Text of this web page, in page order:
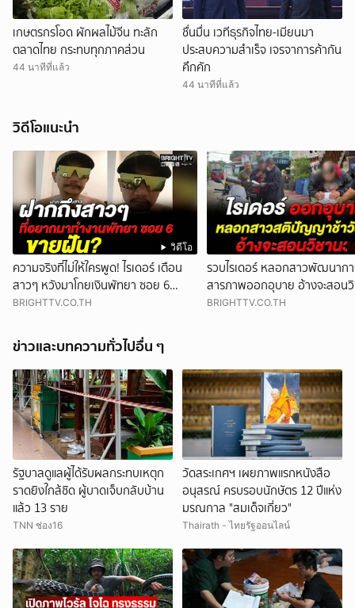
เกษตรกรโอด ผักผลไม้จีน ทะลัก
ตลาดไทย กระทบทุกภาคส่วน
44 นาทีที่แล้ว
ชื่นมื่น เวทีธุรกิจไทย-เมียนมา
ประสบความสำเร็จ เจรจาการค้ากัน
คึกคัก
44 นาทีที่แล้ว
วิดีโอแนะนำ
วิดีโอ
ความจริงที่ไม่ให้ใครพูด! ไรเดอร์ เตือน
สาวๆ หวังมาโกยเงินพัทยา ซอย 6
สุดท้ายโดนย้ายร้าน
BRIGHTTV.CO.TH
รวบไรเดอร์ หลอกสาวพัฒนาก
สารภาพออกอุบาย อ้างจะสอน
BRIGHTTV.CO.TH
ข่าวและบทความทั่วไปอื่น ๆ
รัฐบาลดูแลผู้ได้รับผลกระทบเหตุก
ราดยิงใกล้ชิด ผู้บาดเจ็บกลับบ้าน
แล้ว 13 ราย
TNN ช่อง16
วัดสระเกศฯ เผยภาพแรกหนังสือ
อนุสรณ์ ครบรอบนักษัตร 12 ปีแห่ง
มรณกาล "สมเด็จเกี่ยว"
Thairath - ไทยรัฐออนไลน์